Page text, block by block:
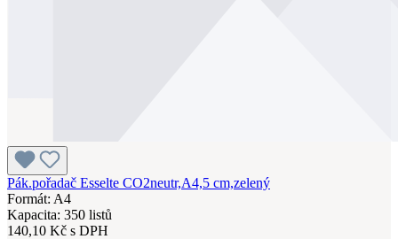
Pák.pořadač Esselte CO2neutr,A4,5 cm,zelený
Formát: A4
Kapacita: 350 listů
140,10 Kč s DPH